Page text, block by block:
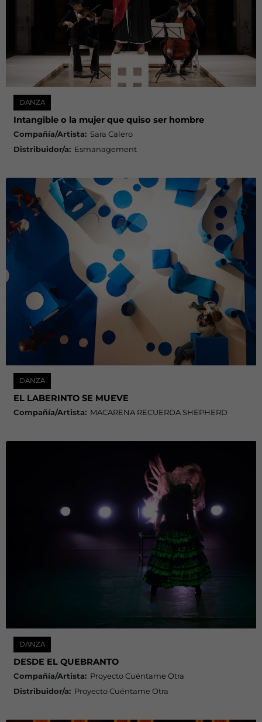
DANZA
Intangible o la mujer que quiso ser hombre
Compañía/Artista: Sara Calero
Distribuidor/a: Esmanagement
DANZA
EL LABERINTO SE MUEVE
Compañía/Artista: MACARENA RECUERDA SHEPHERD
DANZA
DESDE EL QUEBRANTO
Compañía/Artista: Proyecto Cuéntame Otra
Distribuidor/a: Proyecto Cuéntame Otra